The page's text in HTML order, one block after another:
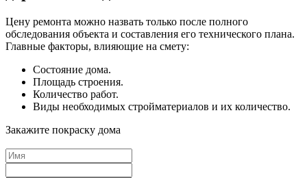
Цену ремонта можно назвать только после полного
обследования объекта и составления его технического плана.
Главные факторы, влияющие на смету:
Состояние дома.
Площадь строения.
Количество работ.
Виды необходимых стройматериалов и их количество.
Закажите покраску дома